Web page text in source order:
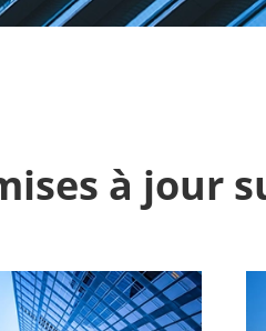
à jour